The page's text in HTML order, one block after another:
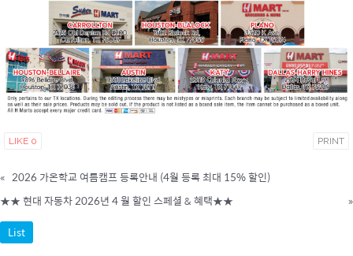
LIKE 0 PRINT
« 2026 가온학교 여름캠프 등록안내 (4월 등록 최대 15% 할인)
★★ 현대 자동차 2026년 4 월 할인 스페셜 & 혜택★★
»
List